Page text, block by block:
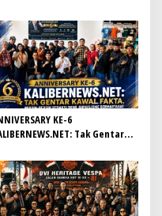
KE-6
Tak Gentar
Demi Jurnalisme